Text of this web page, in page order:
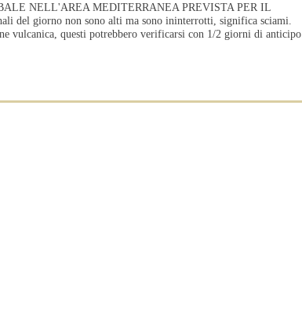
NELL'AREA MEDITERRANEA PREVISTA PER IL
del giorno non sono alti ma sono ininterrotti, significa sciami.
vulcanica, questi potrebbero verificarsi con 1/2 giorni di anticipo